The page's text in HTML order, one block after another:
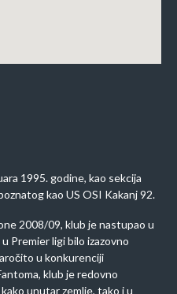
1995. godine, kao sekcija
kao US OSI Kakanj 92.
2008/09, klub je nastupao u
Premier ligi bilo izazovno
u konkurenciji
klub je redovno
unutar zemlje, tako i u